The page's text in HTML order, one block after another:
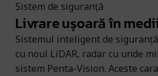
Sistem de siguranță
Livrare ușoară în
Sistemul inteligent de siguranță
cu noul LiDAR, radar cu unde
sistem Penta-Vision. Aceste